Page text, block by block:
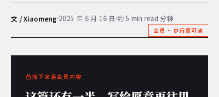
文 / Xiaomeng 2025 年 6 月 16 日 约 5 min read 分钟
会员 · 梦行家可读
接下来是会员内容